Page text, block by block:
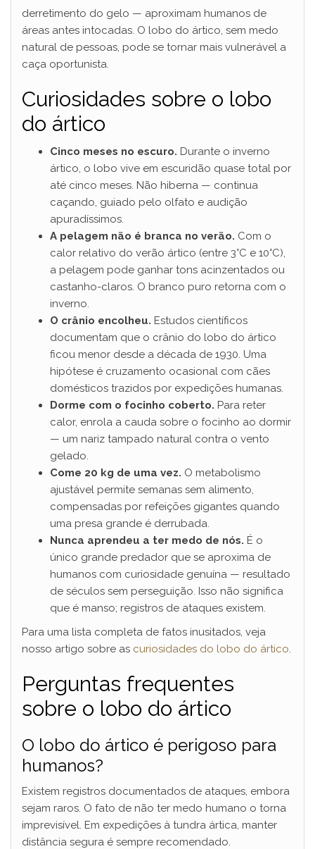
derretimento do gelo — aproximam humanos de
áreas antes intocadas. O lobo do ártico, sem medo
natural de pessoas, pode se tornar mais vulnerável a
caça oportunista.
Curiosidades sobre o lobo
do ártico
Cinco meses no escuro. Durante o inverno
ártico, o lobo vive em escuridão quase total por
até cinco meses. Não hiberna — continua
caçando, guiado pelo olfato e audição
apuradíssimos.
A pelagem não é branca no verão. Com o
calor relativo do verão ártico (entre 3°C e 10°C),
a pelagem pode ganhar tons acinzentados ou
castanho-claros. O branco puro retorna com o
inverno.
O crânio encolheu. Estudos científicos
documentam que o crânio do lobo do ártico
ficou menor desde a década de 1930. Uma
hipótese é cruzamento ocasional com cães
domésticos trazidos por expedições humanas.
Dorme com o focinho coberto. Para reter
calor, enrola a cauda sobre o focinho ao dormir
— um nariz tampado natural contra o vento
gelado.
Come 20 kg de uma vez. O metabolismo
ajustável permite semanas sem alimento,
compensadas por refeições gigantes quando
uma presa grande é derrubada.
Nunca aprendeu a ter medo de nós. É o
único grande predador que se aproxima de
humanos com curiosidade genuína — resultado
de séculos sem perseguição. Isso não significa
que é manso; registros de ataques existem.
Para uma lista completa de fatos inusitados, veja
nosso artigo sobre as curiosidades do lobo do ártico.
Perguntas frequentes
sobre o lobo do ártico
O lobo do ártico é perigoso para
humanos?
Existem registros documentados de ataques, embora
sejam raros. O fato de não ter medo humano o torna
imprevisível. Em expedições à tundra ártica, manter
distância segura é sempre recomendado.